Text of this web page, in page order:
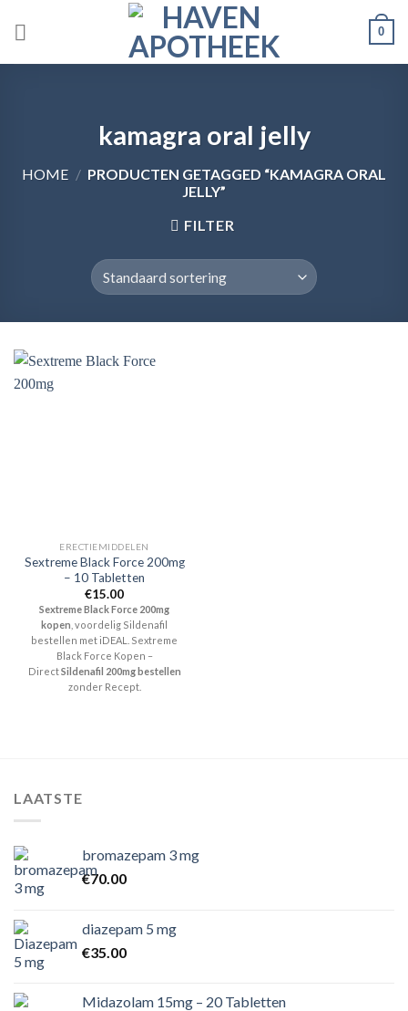
0
kamagra oral jelly
HOME / PRODUCTEN GETAGGED “KAMAGRA ORAL
JELLY”
FILTER
ERECTIEMIDDELEN
Sextreme Black Force 200mg
– 10 Tabletten
€15.00
Sextreme Black Force 200mg
kopen , voordelig Sildenafil
bestellen met iDEAL. Sextreme
Black Force Kopen –
DirectSildenafil 200mg bestellen
zonder Recept.
LAATSTE
bromazepam 3 mg
€70.00
diazepam 5 mg
€35.00
Midazolam 15mg – 20 Tabletten